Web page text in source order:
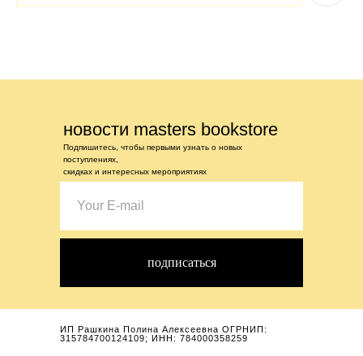
новости masters bookstore
Подпишитесь, чтобы первыми узнать о новых
поступлениях,
скидках и интересных мероприятиях
подписаться
ИП Рашкина Полина Алексеевна ОГРНИП:
315784700124109; ИНН: 784000358259